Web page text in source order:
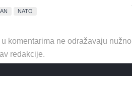
NATO
komentarima ne odražavaju nužno
redakcije.